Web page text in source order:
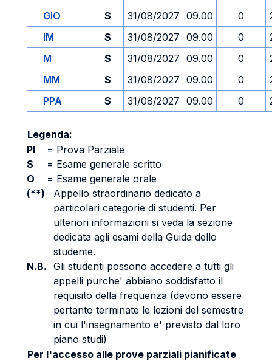
GIO
S 31/08/2027 09.00 0
IM
S 31/08/2027 09.00 0
M
S 31/08/2027 09.00 0
MM
S 31/08/2027 09.00 0
PPA
S 31/08/2027 09.00 0
Legenda:
PI
= Prova Parziale
S
= Esame generale scritto
O
= Esame generale orale
(**)
Appello straordinario dedicato a
particolari categorie di studenti. Per
ulteriori informazioni si veda la sezione
dedicata agli esami della Guida dello
studente.
N.B. Gli studenti possono accedere a tutti gli
appelli purche' abbiano soddisfatto il
requisito della frequenza (devono essere
pertanto terminate le lezioni del semestre
in cui l'insegnamento e' previsto dal loro
piano studi)
Per l'accesso alle prove parziali pianificate